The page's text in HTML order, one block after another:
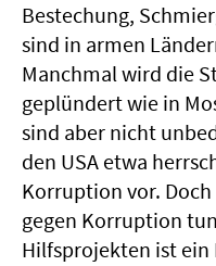
Bestechung,
sind in armen
Manchmal wird die
geplündert wie in
sind aber nicht
den USA etwa
Korruption vor.
gegen Korruption
Hilfsprojekten ist ein